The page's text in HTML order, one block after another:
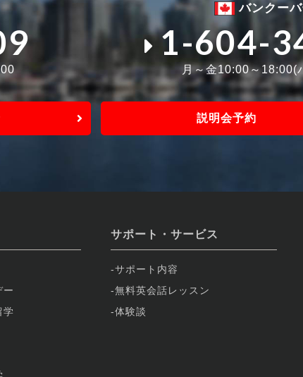
バンクー
1-604-
月～金10:00～18:00(
説明会予約
ー
学
サポート・サービス
サポート内容
無料英会話レッスン
体験談